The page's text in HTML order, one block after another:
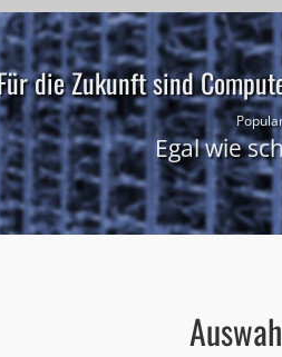
die Zukunft sind
Egal wie